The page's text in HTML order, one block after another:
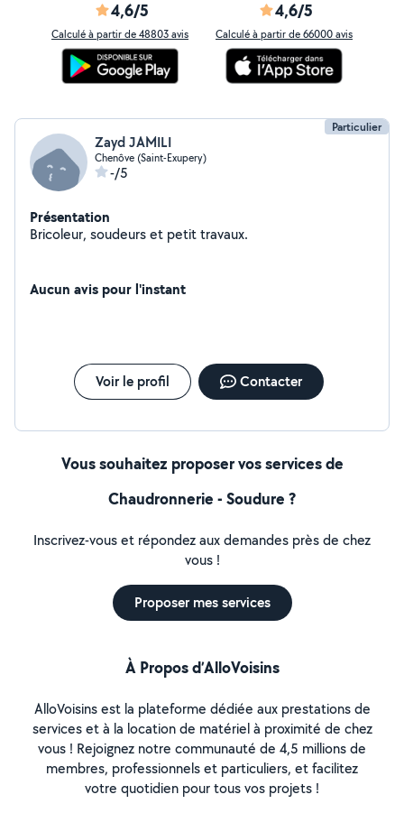
4,6/5
Calculé à partir de 48803 avis
4,6/5
Calculé à partir de 66000 avis
Particulier
Zayd JAMILI
Chenôve (Saint-Exupery)
-/5
Présentation
Bricoleur, soudeurs et petit travaux.
Aucun avis pour l'instant
Voir le profil Contacter
Vous souhaitez proposer vos services de
Chaudronnerie - Soudure ?
Inscrivez-vous et répondez aux demandes près de chez
vous !
Proposer mes services
À Propos d’AlloVoisins
AlloVoisins est la plateforme dédiée aux prestations de
services et à la location de matériel à proximité de chez
vous ! Rejoignez notre communauté de 4,5 millions de
membres, professionnels et particuliers, et facilitez
votre quotidien pour tous vos projets !